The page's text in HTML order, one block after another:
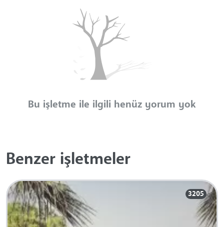
Bu işletme ile ilgili henüz yorum yok
Benzer işletmeler
3205